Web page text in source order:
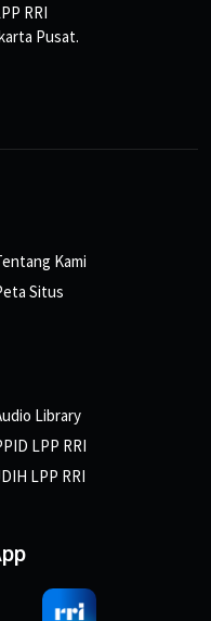
RRI
Pusat.
Kami
Situs
Library
LPP RRI
LPP RRI